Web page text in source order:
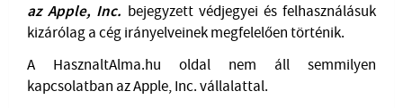
az Apple, Inc. bejegyzett védjegyei és felhasználásuk
kizárólag a cég irányelveinek megfelelően történik.
A HasznaltAlma.hu oldal nem áll semmilyen
kapcsolatban az Apple, Inc. vállalattal.